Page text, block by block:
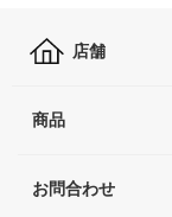
店舗
商品
お問合わせ